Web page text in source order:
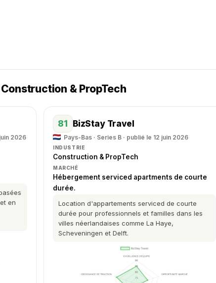
& PropTech
2026
en
81 BizStay Travel
Pays-Bas · Series B · publié le 12 juin 2026
INDUSTRIE
Construction & PropTech
MARCHÉ
Hébergement serviced apartments de courte
durée.
Location d'appartements serviced de courte
durée pour professionnels et familles dans les
villes néerlandaises comme La Haye,
Scheveningen et Delft.